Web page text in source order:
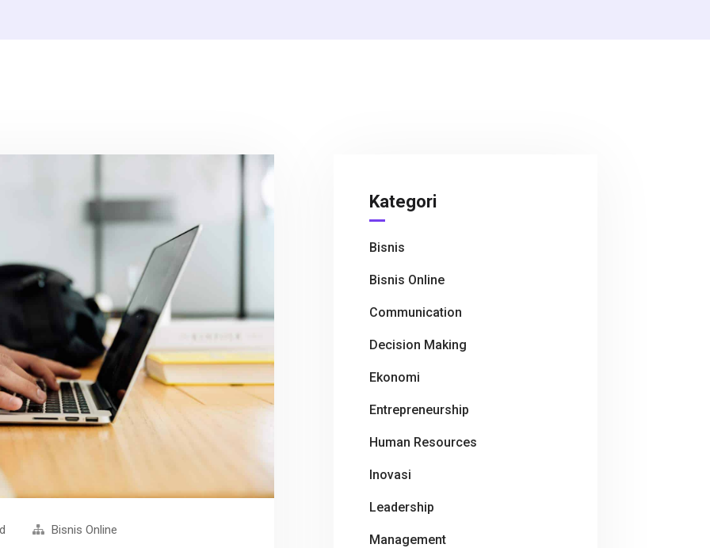
Bisnis Online
Kategori
Bisnis
Bisnis Online
Communication
Decision Making
Ekonomi
Entrepreneurship
Human Resources
Inovasi
Leadership
Management